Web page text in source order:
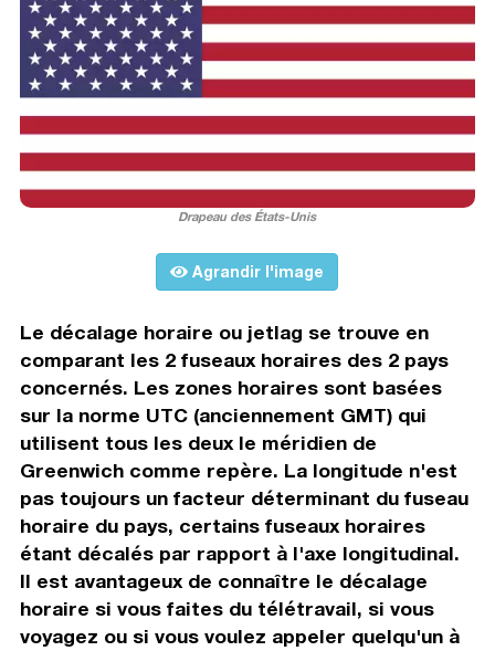
Drapeau des États-Unis
Agrandir l'image
Le décalage horaire ou jetlag se trouve en
comparant les 2 fuseaux horaires des 2 pays
concernés. Les zones horaires sont basées
sur la norme UTC (anciennement GMT) qui
utilisent tous les deux le méridien de
Greenwich comme repère. La longitude n'est
pas toujours un facteur déterminant du fuseau
horaire du pays, certains fuseaux horaires
étant décalés par rapport à l'axe longitudinal.
Il est avantageux de connaître le décalage
horaire si vous faites du télétravail, si vous
voyagez ou si vous voulez appeler quelqu'un à